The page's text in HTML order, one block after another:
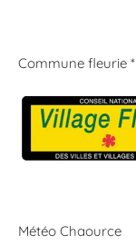
Commune fleurie *
Météo Chaource